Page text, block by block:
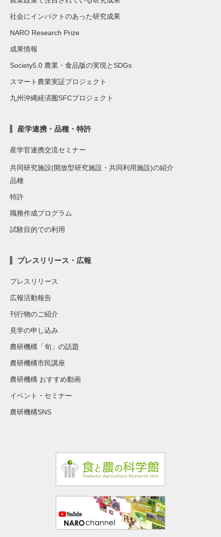
社会にインパクトのあった研究成果
NARO Research Prize
成果情報
Society5.0 農業・食品版の実現とSDGs
スマート農業実証プロジェクト
九州沖縄経済圏SFCプロジェクト
産学連携・品種・特許
産学官連携交流セミナー
共同研究施設(開放型研究施設・共同利用施設)の紹介
品種
特許
職務作成プログラム
試験目的での利用
プレスリリース・広報
プレスリリース
広報活動報告
刊行物のご紹介
見学の申し込み
農研機構「旬」の話題
農研機構市民講座
農研機構 おすすめ動画
イベント・セミナー
農研機構SNS